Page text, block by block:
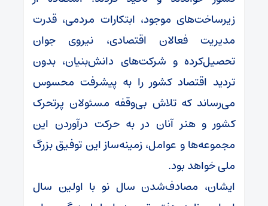
زیرساخت‌های موجود، ابتکارات مردمی، قدرت
مدیریت فعالان اقتصادی، نیروی جوان
تحصیل‌کرده و شرکت‌های دانش‌بنیان، بدون
تردید اقتصاد کشور را به پیشرفت محسوس
می‌رساند که تلاش بی‌وقفه مسئولان پرتحرک
کشور و هنر آنان در به حرکت درآوردن این
مجموعه‌ها و عوامل، زمینه‌ساز این توفیق بزرگ
ملی خواهد بود.
ایشان، مصادف‌شدن سال نو با اولین سال